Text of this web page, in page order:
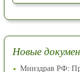
Новые
Минздрав РФ: